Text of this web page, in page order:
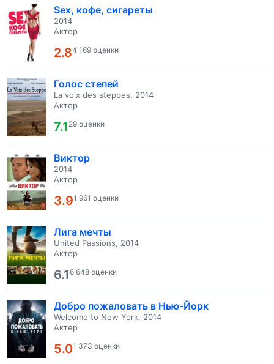
Sex, кофе, сигареты
2014
Актер
2.84 169 оценки
Голос степей
La voix des steppes, 2014
Актер
7.1 29 оценки
Виктор
2014
Актер
3.91 961 оценки
Лига мечты
United Passions, 2014
Актер
6.16 648 оценки
Добро пожаловать в Нью-Йорк
Welcome to New York, 2014
Актер
5.01 373 оценки